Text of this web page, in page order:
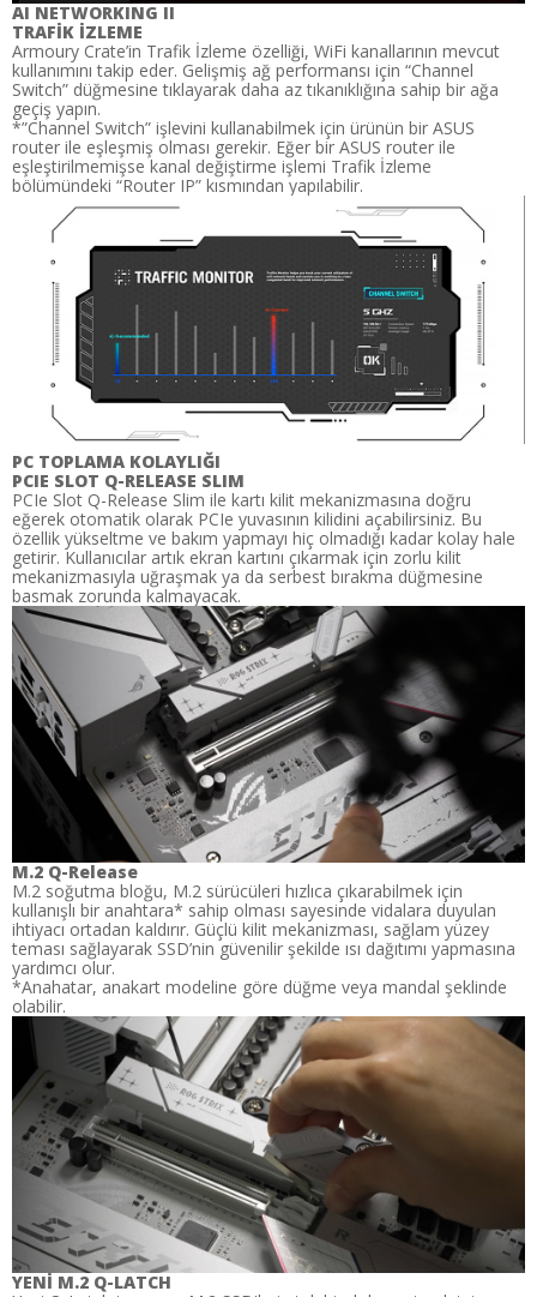
AI NETWORKING II​
TRAFİK İZLEME
Armoury Crate’in Trafik İzleme özelliği, WiFi kanallarının mevcut
kullanımını takip eder. Gelişmiş ağ performansı için “Channel
Switch” düğmesine tıklayarak daha az tıkanıklığına sahip bir ağa
geçiş yapın.
*”Channel Switch” işlevini kullanabilmek için ürünün bir ASUS
router ile eşleşmiş olması gerekir. Eğer bir ASUS router ile
eşleştirilmemişse kanal değiştirme işlemi Trafik İzleme
bölümündeki “Router IP” kısmından yapılabilir.
PC TOPLAMA KOLAYLIĞI
PCIE SLOT Q-RELEASE SLIM
PCIe Slot Q-Release Slim ile kartı kilit mekanizmasına doğru
eğerek otomatik olarak PCIe yuvasının kilidini açabilirsiniz. Bu
özellik yükseltme ve bakım yapmayı hiç olmadığı kadar kolay hale
getirir. Kullanıcılar artık ekran kartını çıkarmak için zorlu kilit
mekanizmasıyla uğraşmak ya da serbest bırakma düğmesine
basmak zorunda kalmayacak.
M.2 Q-Release
M.2 soğutma bloğu, M.2 sürücüleri hızlıca çıkarabilmek için
kullanışlı bir anahtara* sahip olması sayesinde vidalara duyulan
ihtiyacı ortadan kaldırır. Güçlü kilit mekanizması, sağlam yüzey
teması sağlayarak SSD’nin güvenilir şekilde ısı dağıtımı yapmasına
yardımcı olur.
*Anahatar, anakart modeline göre düğme veya mandal şeklinde
olabilir.
YENİ M.2 Q-LATCH